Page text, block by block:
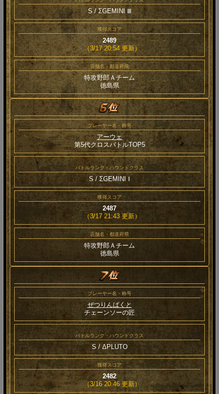
S / ΣGEMINI Ⅲ
獲得スコア
2489
（3/17 20:54 更新）
店舗名・都道府県
特攻野郎Ａチーム
徳島県
プレーヤー名・称号
アーウェ
第5代クロスバトルTOP5
バトルランク・ハウンドクラス
S / ΣGEMINI Ⅰ
獲得スコア
2487
（3/17 21:43 更新）
店舗名・都道府県
特攻野郎Ａチーム
徳島県
プレーヤー名・称号
ぜつりんばくと
チェーンソーの匠
バトルランク・ハウンドクラス
S / ΔPLUTO
獲得スコア
2482
（3/16 20:46 更新）